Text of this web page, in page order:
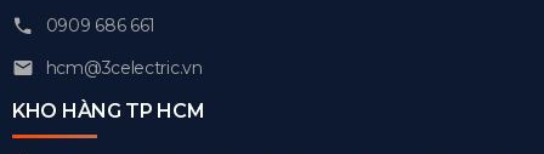
0909 686 661
hcm@3celectric.vn
KHO HÀNG TP HCM